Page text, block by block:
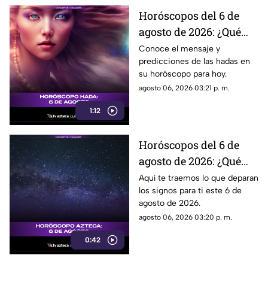
1:12
Horóscopos del 6 de
agosto de 2026: ¿Qué
revelan las hadas hoy?
Conoce el mensaje y
predicciones de las hadas en
su horóscopo para hoy.
agosto 06, 2026 03:21 p. m.
0:42
Horóscopos del 6 de
agosto de 2026: ¿Qué
revelan los aztecas
hoy?
Aquí te traemos lo que deparan
los signos para ti este 6 de
agosto de 2026.
agosto 06, 2026 03:20 p. m.